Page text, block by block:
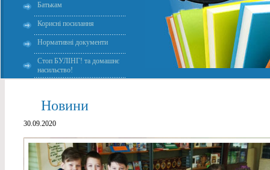
Батькам
Корисні посилання
Нормативні документи
Стоп БУЛІНГ! та домашнє
насильство!
Новини
30.09.2020